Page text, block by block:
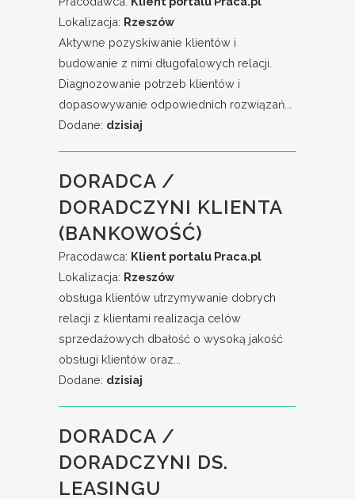
Lokalizacja: Rzeszów
Aktywne pozyskiwanie klientów i
budowanie z nimi długofalowych relacji.
Diagnozowanie potrzeb klientów i
dopasowywanie odpowiednich rozwiązań...
Dodane: dzisiaj
DORADCA /
DORADCZYNI KLIENTA
(BANKOWOŚĆ)
Pracodawca: Klient portalu Praca.pl
Lokalizacja: Rzeszów
obsługa klientów utrzymywanie dobrych
relacji z klientami realizacja celów
sprzedażowych dbałość o wysoką jakość
obsługi klientów oraz...
Dodane: dzisiaj
DORADCA /
DORADCZYNI DS.
LEASINGU